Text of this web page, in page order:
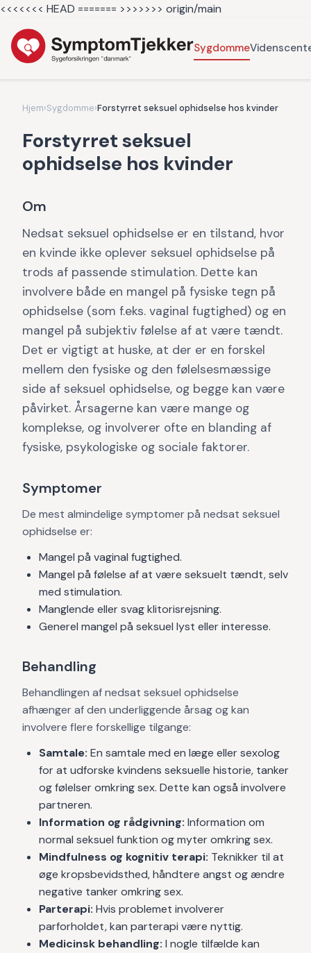
<<<<<<< HEAD ======= >>>>>>> origin/main
Sygdomme
Hjem›Sygdomme›Forstyrret seksuel ophidselse hos kvinder
Forstyrret seksuel
ophidselse hos kvinder
Om
Nedsat seksuel ophidselse er en tilstand, hvor
en kvinde ikke oplever seksuel ophidselse på
trods af passende stimulation. Dette kan
involvere både en mangel på fysiske tegn på
ophidselse (som f.eks. vaginal fugtighed) og en
mangel på subjektiv følelse af at være tændt.
Det er vigtigt at huske, at der er en forskel
mellem den fysiske og den følelsesmæssige
side af seksuel ophidselse, og begge kan være
påvirket. Årsagerne kan være mange og
komplekse, og involverer ofte en blanding af
fysiske, psykologiske og sociale faktorer.
Symptomer
De mest almindelige symptomer på nedsat seksuel
ophidselse er:
Mangel på vaginal fugtighed.
Mangel på følelse af at være seksuelt tændt, selv
med stimulation.
Manglende eller svag klitorisrejsning.
Generel mangel på seksuel lyst eller interesse.
Behandling
Behandlingen af nedsat seksuel ophidselse
afhænger af den underliggende årsag og kan
involvere flere forskellige tilgange:
Samtale: En samtale med en læge eller sexolog
for at udforske kvindens seksuelle historie, tanker
og følelser omkring sex. Dette kan også involvere
partneren.
Information og rådgivning: Information om
normal seksuel funktion og myter omkring sex.
Mindfulness og kognitiv terapi: Teknikker til at
øge kropsbevidsthed, håndtere angst og ændre
negative tanker omkring sex.
Parterapi: Hvis problemet involverer
parforholdet, kan parterapi være nyttig.
Medicinsk behandling: I nogle tilfælde kan